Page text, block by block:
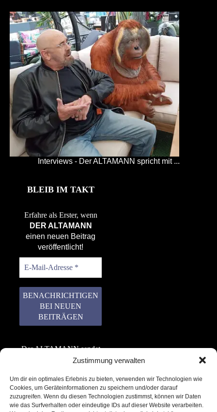
Zustimmung verwalten
Um dir ein optimales Erlebnis zu bieten, verwenden wir Technologien wie
Cookies, um Geräteinformationen zu speichern und/oder darauf
zuzugreifen. Wenn du diesen Technologien zustimmst, können wir Daten
wie das Surfverhalten oder eindeutige IDs auf dieser Website verarbeiten.
Interviews - Der ALTAMANN spricht mit ...
BLEIB IM TAKT
Erfahre als Erster, wenn
DER ALTAMANN
einen neuen Beitrag
veröffentlicht!
Der ALTAMANN sendet
keinen Spam! Er gibt
weiter. Erfahre mehr in
unserer
Datenschutzerklärung.